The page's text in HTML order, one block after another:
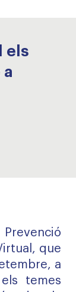
els
a
que
a
temes